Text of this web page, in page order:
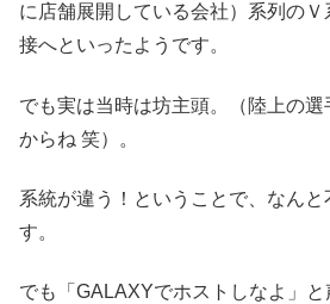
に店舗展開している会社）系列の
接へといったようです。
でも実は当時は坊主頭。（陸上の
からね 笑）。
系統が違う！ということで、なん
す。
でも「GALAXYでホストしなよ」